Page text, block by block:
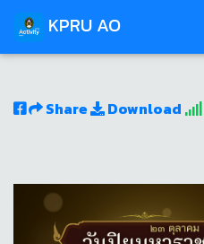
KPRU AO
Share Download